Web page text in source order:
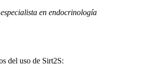
en endocrinología
del uso de Sirt2S: